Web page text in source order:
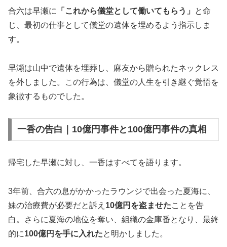
合六は早瀬に 「これから儀堂として働いてもらう」
と命
じ、最初の仕事として儀堂の遺体を埋めるよう指示しま
す。
早瀬は山中で遺体を埋葬し、麻友から贈られたネックレス
を外しました。この行為は、儀堂の人生を引き継ぐ覚悟を
象徴するものでした。
一香の告白｜10億円事件と100億円事件の真相
帰宅した早瀬に対し、一香はすべてを語ります。
3年前、合六の息がかかったラウンジで出会った夏海に、
妹の治療費が必要だと訴え 10億円を盗ませたことを告
白。さらに夏海の地位を奪い、組織の金庫番となり、最終
的に100億円を手に入れたと明かしました。